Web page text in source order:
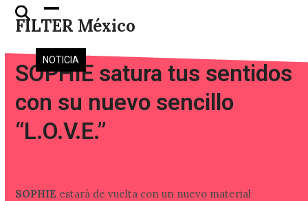
Skip
FILTER México
Open
mobile
menu
Close
mobile
menu
NOTICIA
SOPHIE satura tus sentidos
con su nuevo sencillo
“L.O.V.E.”
SOPHIE estará de vuelta con un nuevo material